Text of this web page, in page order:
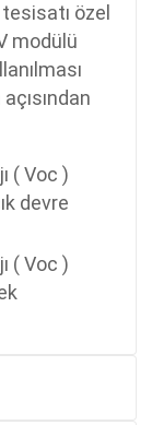
özel
modülü
( Voc )
devre
( Voc )